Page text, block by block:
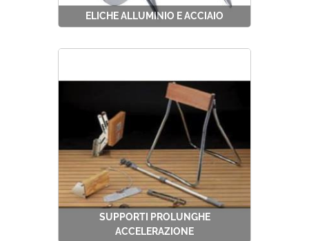
ELICHE ALLUMINIO E ACCIAIO
SUPPORTI PROLUNGHE
ACCELERAZIONE